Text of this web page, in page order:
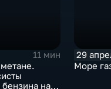
11 мин
бензина на
29
Море